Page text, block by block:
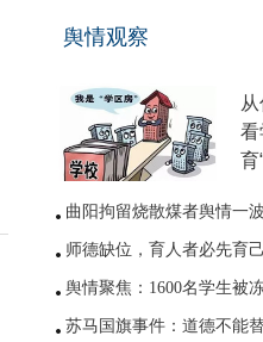
网友建议调整鱼梁洲循环
舆情观察
看
育
曲阳拘留烧散煤者舆情一
师德缺位，育人者必先育己
舆情聚焦：1600名学生被
苏马国旗事件：道德不能